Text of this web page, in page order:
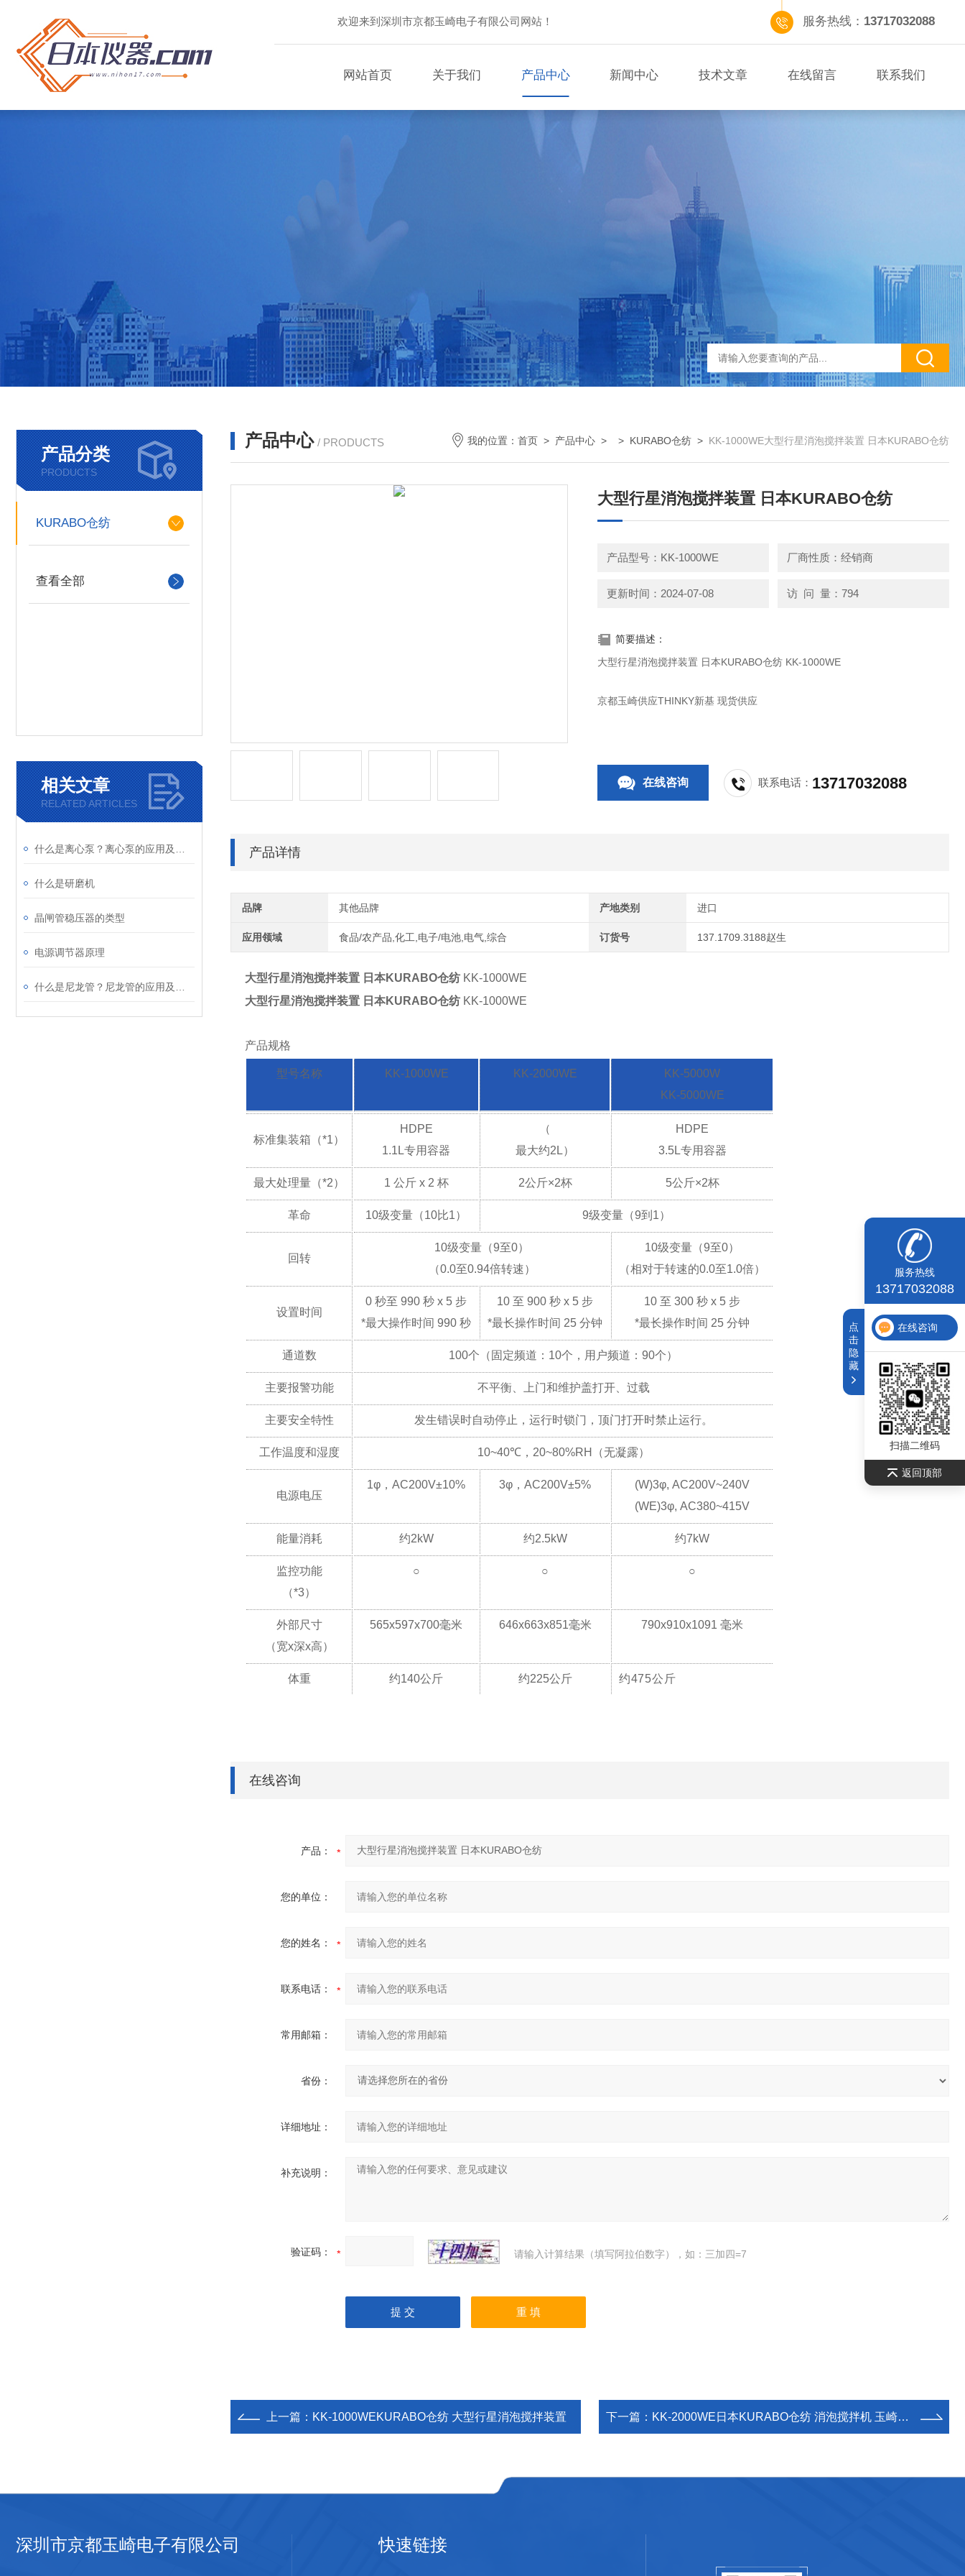
欢迎来到深圳市京都玉崎电子有限公司网站！ 服务热线： 13717032088
网站首页 关于我们 产品中心 新闻中心 技术文章 在线留言 联系我们
产品分类
PRODUCTS
KURABO仓纺
查看全部
相关文章
RELATED ARTICLES
什么是研磨机
晶闸管稳压器的类型
电源调节器原理
产品中心 / PRODUCTS 我的位置： 首页 > 产品中心 > > KURABO仓纺 > KK-1000WE大型行星消泡搅拌装置 日本KURABO仓纺
大型行星消泡搅拌装置 日本KURABO仓纺
产品型号：KK-1000WE 厂商性质：经销商
更新时间：2024-07-08 访 问 量：794
简要描述：
大型行星消泡搅拌装置 日本KURABO仓纺 KK-1000WE
京都玉崎供应THINKY新基 现货供应
在线咨询 联系电话： 13717032088
产品详情
品牌 其他品牌 产地类别 进口
应用领域 食品/农产品,化工,电子/电池,电气,综合 订货号 137.1709.3188赵生
大型行星消泡搅拌装置 日本KURABO仓纺 KK-1000WE
大型行星消泡搅拌装置 日本KURABO仓纺 KK-1000WE
产品规格
型号名称 KK-1000WE KK-2000WE
KK-5000W
KK-5000WE
标准集装箱 （*1）
HDPE
1.1L专用容器
（
最大约2L）
HDPE
3.5L专用容器
最大处理量 （*2） 1 公斤 x 2 杯 2公斤×2杯 5公斤×2杯
革命 10级变量（10比1） 9级变量（9到1）
回转
10级变量（9至0）
（0.0至0.94倍转速）
10级变量（9至0）
（相对于转速的0.0至1.0倍）
设置时间
0 秒至 990 秒 x 5 步
*最大操作时间 990 秒
10 至 900 秒 x 5 步
*最长操作时间 25 分钟
10 至 300 秒 x 5 步
*最长操作时间 25 分钟
通道数 100个（固定频道：10个，用户频道：90个）
主要报警功能 不平衡、上门和维护盖打开、过载
主要安全特性 发生错误时自动停止，运行时锁门，顶门打开时禁止运行。
工作温度和湿度 10~40℃，20~80%RH（无凝露）
电源电压
1φ，AC200V±10% 3φ，AC200V±5%
(W)3φ, AC200V~240V
(WE)3φ, AC380~415V
能量消耗 约2kW 约2.5kW 约7kW
监控功能
（*3）
○ ○ ○
外部尺寸
（宽x深x高）
565x597x700毫米 646x663x851毫米 790x910x1091 毫米
体重 约140公斤 约225公斤 约475公斤
在线咨询
产品：
您的单位：
您的姓名：
联系电话：
常用邮箱：
省份：
详细地址：
补充说明：
验证码： 请输入计算结果（填写阿拉伯数字），如：三加四=7
上一篇： KK-1000WEKURABO仓纺 大型行星消泡搅拌装置 下一篇： KK-2000WE日本KURABO仓纺 消泡搅拌机 玉崎供应
深圳市京都玉崎电子有限公司 快速链接
服务热线
13717032088
在线咨询
扫描二维码
返回顶部
点
击
隐
藏